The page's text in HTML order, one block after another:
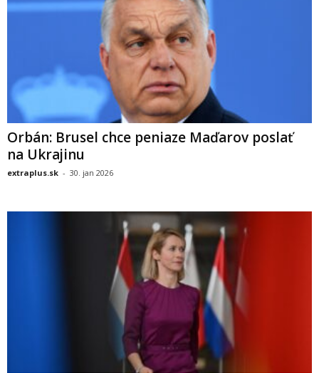
Orbán: Brusel chce peniaze Maďarov poslať
na Ukrajinu
extraplus.sk - 30. jan 2026